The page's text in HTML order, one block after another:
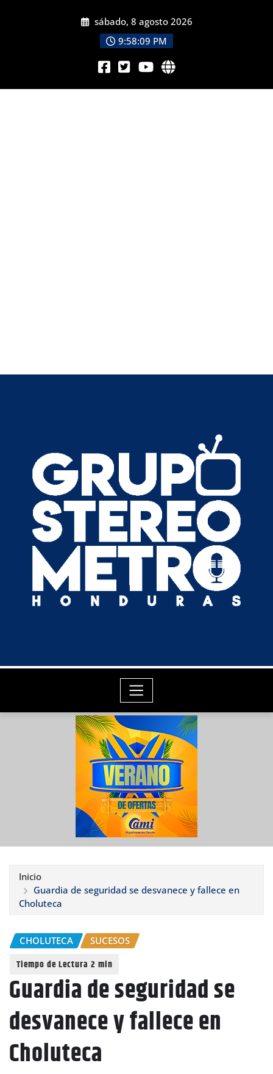
sábado, 8 agosto 2026
9:58:11 PM
Inicio
Guardia de seguridad se desvanece y fallece en
Choluteca
CHOLUTECA SUCESOS
Guardia de seguridad se
desvanece y fallece en
Choluteca